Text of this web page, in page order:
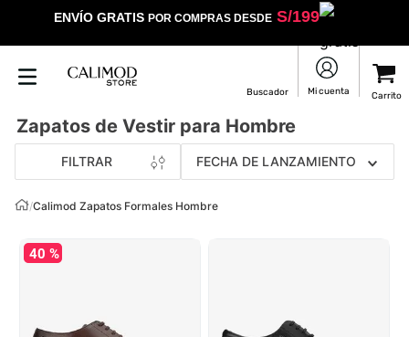
ENVÍO GRATIS POR COMPRAS DESDES/199
Zapatos de Vestir para Hombre
FILTRAR FECHA DE LANZAMIENTO
/Calimod Zapatos Formales Hombre
40 %